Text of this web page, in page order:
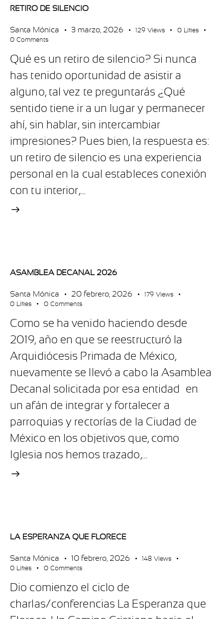
RETIRO DE SILENCIO
Santa Mónica 3 marzo, 2026 129 Views 0 Likes
0 Comments
Qué es un retiro de silencio? Si nunca
has tenido oportunidad de asistir a
alguno, tal vez te preguntarás ¿Qué
sentido tiene ir a un lugar y permanecer
ahí, sin hablar, sin intercambiar
impresiones? Pues bien, la respuesta es:
un retiro de silencio es una experiencia
personal en la cual estableces conexión
con tu interior,…
ASAMBLEA DECANAL 2026
Santa Mónica 20 febrero, 2026 179 Views
0 Likes 0 Comments
Como se ha venido haciendo desde
2019, año en que se reestructuró la
Arquidiócesis Primada de México,
nuevamente se llevó a cabo la Asamblea
Decanal solicitada por esa entidad en
un afán de integrar y fortalecer a
parroquias y rectorías de la Ciudad de
México en los objetivos que, como
Iglesia nos hemos trazado,…
LA ESPERANZA QUE FLORECE
Santa Mónica 10 febrero, 2026 148 Views
0 Likes 0 Comments
Dio comienzo el ciclo de
charlas/conferencias La Esperanza que